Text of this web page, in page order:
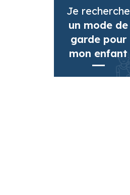
Je recherche
un mode de
garde pour
mon enfant